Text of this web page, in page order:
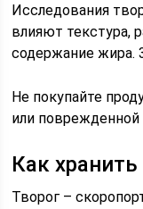
Исследования
влияют текстура,
содержание жира.
Не покупайте
или поврежденной
Как хранить
Творог –